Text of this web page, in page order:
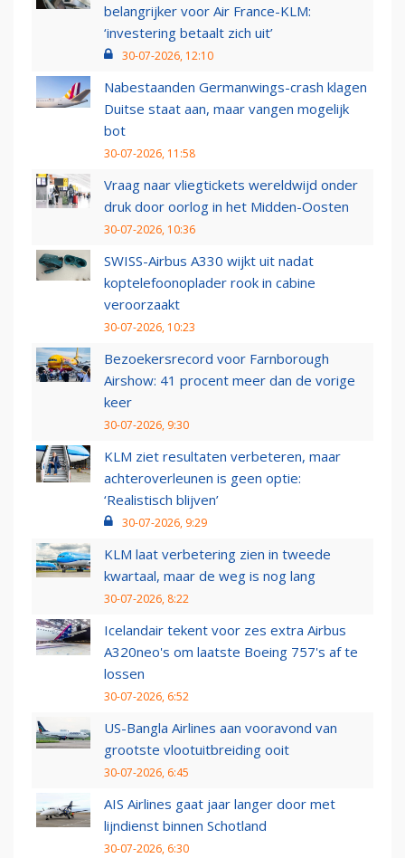
belangrijker voor Air France-KLM:
‘investering betaalt zich uit’
30-07-2026, 12:10
Nabestaanden Germanwings-crash klagen
Duitse staat aan, maar vangen mogelijk
bot
30-07-2026, 11:58
Vraag naar vliegtickets wereldwijd onder
druk door oorlog in het Midden-Oosten
30-07-2026, 10:36
SWISS-Airbus A330 wijkt uit nadat
koptelefoonoplader rook in cabine
veroorzaakt
30-07-2026, 10:23
Bezoekersrecord voor Farnborough
Airshow: 41 procent meer dan de vorige
keer
30-07-2026, 9:30
KLM ziet resultaten verbeteren, maar
achteroverleunen is geen optie:
‘Realistisch blijven’
30-07-2026, 9:29
KLM laat verbetering zien in tweede
kwartaal, maar de weg is nog lang
30-07-2026, 8:22
Icelandair tekent voor zes extra Airbus
A320neo's om laatste Boeing 757's af te
lossen
30-07-2026, 6:52
US-Bangla Airlines aan vooravond van
grootste vlootuitbreiding ooit
30-07-2026, 6:45
AIS Airlines gaat jaar langer door met
lijndienst binnen Schotland
30-07-2026, 6:30